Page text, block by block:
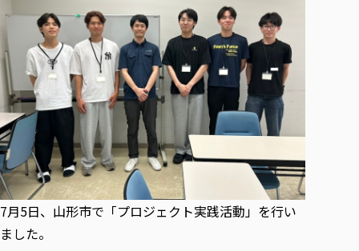
教職員募集
役員・評議員一覧
キャンパス案内
大学広報誌「TFU Newsletter 東北福祉大学通信」
初年次教育（リエゾンゼミⅠ）について
リエゾンゼミ・ナビ（テキスト等）
お役立ち情報（リンク集）
放射線モニタリング測定結果（国見キャンパス）
大学評価
IR情報
学校教育法施行規則第172条の2に基づく情報公開
教職課程における情報の公表
学部・学科等設置計画履行状況報告書
情報公開規程
医療経営管理学科
仏教専修科
大学院
大学院
総合福祉学研究科 社会福祉学専攻 修士課程
総合福祉学研究科 社会福祉学専攻 博士課程
総合福祉学研究科 福祉心理学専攻 修士課程
教育学研究科 教育学専攻 修士課程
通信教育部
通信教育部
通信制大学院 総合福祉学研究科 社会福祉学専攻 修士課程
通信制大学院 総合福祉学研究科 福祉心理学専攻 修士課程
カリキュラム（学部・大学院）
その他の就学機会
進路・就職支援
東北福祉大学のキャリア教育
採用ご担当者様へ
採用ご担当者様へ
センター長の挨拶
求人の受付について
単独学内説明会のご案内
在学生の方
在学生の方
資格取得報奨制度について
東北福祉大学求人・インターンシップ検索サイト（キャリタス
卒業生の方
卒業生の方
卒業後のキャリア支援体制
在学生による訪問、情報提供へのご協力のお願い
卒業生アンケート
よくあるご質問
東北福祉大学のDNA
在学生インタビュー
大学指定団体紹介
海外留学・研修
外国人在学生
Prospective Students
学生支援センター国際交流の活動
スタッフ紹介
ニュース一覧
東北福祉大学の研究活動
東北福祉大学の研究活動
東北福祉大学の研究紹介
共同研究等をご検討の皆様へ
東北福祉大学の紀要・リポジトリ
東北福祉大学の紀要・リポジトリ
研究紀要
教職研究
東北福祉大学教育・教職センター特別支援教育研究年報一覧
芹沢銈介美術工芸館年報
東北福祉大学機関リポジトリ
産学・産学官連携
産学・産学官連携
「高齢者のフレイル予防及びデジタルデバイド解消に向けた産
高齢者施設特化型モジュラー車いす開発
学生参加 × 産学官連携 ～ 「行学一如」の実践
社会貢献・地域連携活動
社会貢献・地域連携活動
社会貢献への取り組み
生涯学習・社会人講座
生涯教育・キャリア教育TOP
生涯学習・社会人講座
月例TFU実学臨床研究セミナー
特別支援教育研究室
TFU教育フォーラム
関連法人
取材について
施設利用
同窓会
7月5日、山形市で「プロジェクト実践活動」を行い
ました。